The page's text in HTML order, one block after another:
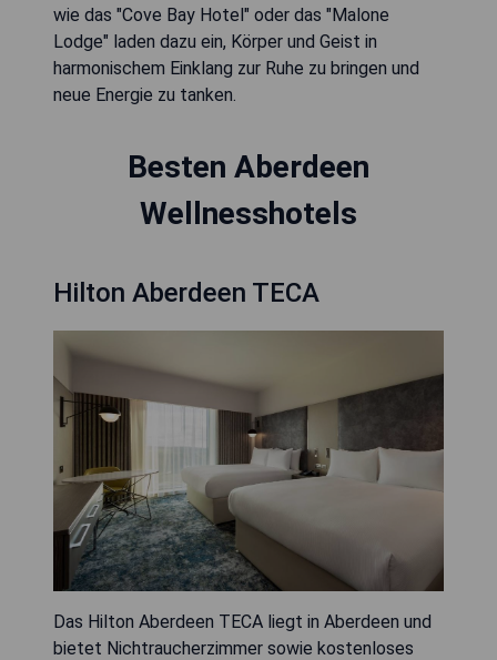
wie das "Cove Bay Hotel" oder das "Malone
Lodge" laden dazu ein, Körper und Geist in
harmonischem Einklang zur Ruhe zu bringen und
neue Energie zu tanken.
Besten Aberdeen
Wellnesshotels
Hilton Aberdeen TECA
Das Hilton Aberdeen TECA liegt in Aberdeen und
bietet Nichtraucherzimmer sowie kostenloses